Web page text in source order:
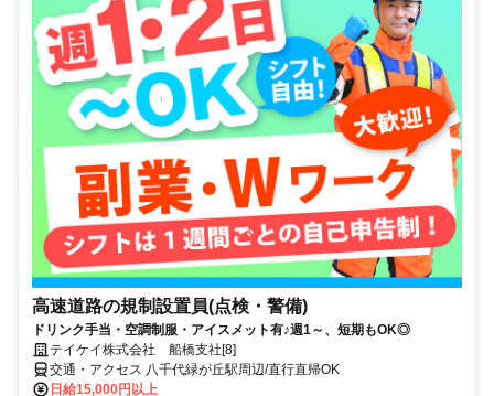
高速道路の規制設置員(点検・警備)
ドリンク手当・空調制服・アイスメット有♪週1～、短期もOK◎
テイケイ株式会社 船橋支社[8]
交通・アクセス 八千代緑が丘駅周辺/直行直帰OK
日給15,000円以上